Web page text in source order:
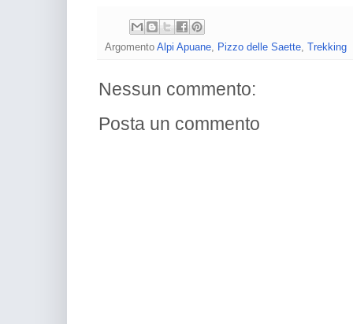
Argomento Alpi Apuane Pizzo delle Saette Trekking
Nessun commento:
Posta un commento